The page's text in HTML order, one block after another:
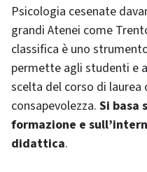
Psicologia cesenate
grandi Atenei come
classifica è uno
permette agli studenti e
scelta del corso di laurea
consapevolezza. Si basa
formazione e
didattica.